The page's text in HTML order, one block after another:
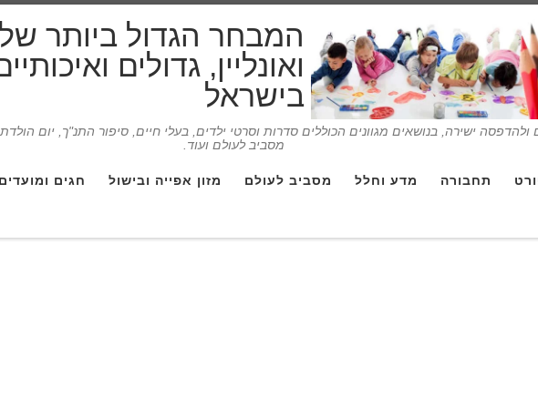
המבחר הגדול ביותר
ואונליין, גדולים
בישראל
ישירה, בנושאים מגוונים הכוללים סדרות וסרטי ילדים, בעלי חיים, סיפור התנ"ך, יום
מסביב לעולם ועוד.
תחבורה מדע וחלל מסביב לעולם מזון אפייה ובישול חגים ומועדים